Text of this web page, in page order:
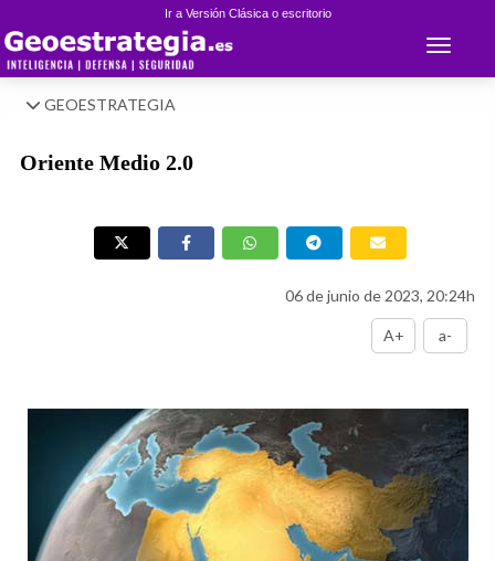
Ir a Versión Clásica o escritorio
Toggle
GEOESTRATEGIA
Oriente Medio 2.0
06 de junio de 2023, 20:24h
A+ a-